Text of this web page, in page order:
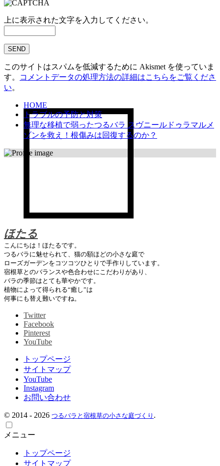
上に表示された文字を入力してください。
このサイトはスパムを低減するために Akismet を使っていま
す。
コメントデータの処理方法の詳細はこちらをご覧くださ
い。
HOME
トラブルの予防と対策
無理な移植で弱ったつるバラ スヴニールドゥラマルメ
ゾンを救え！根傷みは回復するのか？
ほたる
こんにちは！ほたるです。
つるバラに魅せられて、猫の額ほどの小さな庭で
ローズガーデンをコツコツひとりで手作りしています。
宿根草とのバランスや色合わせにこだわりがあり、
バラの季節はとても華やかです。
植物によって得られる“癒し”は
何事にも替え難いですね。
Twitter
Facebook
Pinterest
YouTube
トップページ
サイトマップ
YouTube
Instagram
お問い合わせ
© 2014 - 2026 つるバラと宿根草の小さな庭づくり .
メニュー
トップページ
サイトマップ